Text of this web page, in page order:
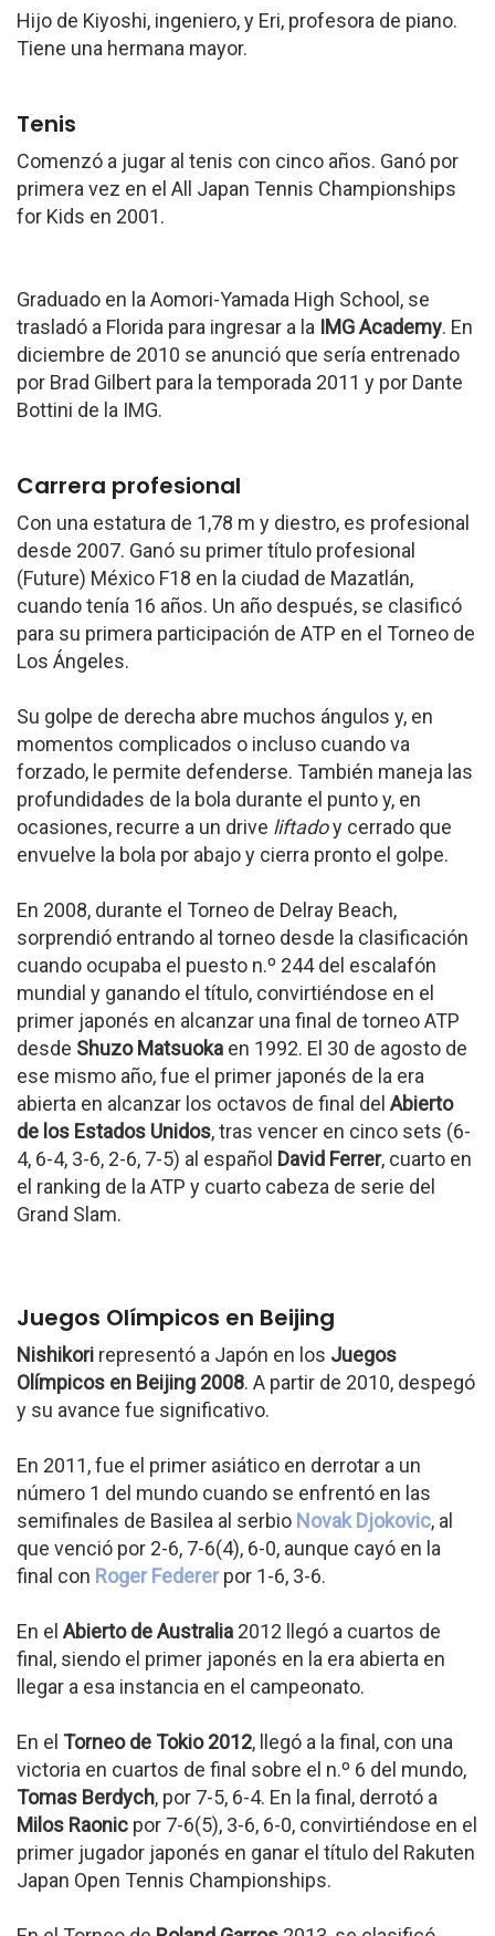
Hijo de Kiyoshi, ingeniero, y Eri, profesora de piano.
Tiene una hermana mayor.
Tenis
Comenzó a jugar al tenis con cinco años. Ganó por
primera vez en el All Japan Tennis Championships
for Kids en 2001.
Graduado en la Aomori-Yamada High School, se
trasladó a Florida para ingresar a la IMG Academy. En
diciembre de 2010 se anunció que sería entrenado
por Brad Gilbert para la temporada 2011 y por Dante
Bottini de la IMG.
Carrera profesional
Con una estatura de 1,78 m y diestro, es profesional
desde 2007. Ganó su primer título profesional
(Future) México F18 en la ciudad de Mazatlán,
cuando tenía 16 años. Un año después, se clasificó
para su primera participación de ATP en el Torneo de
Los Ángeles.
Su golpe de derecha abre muchos ángulos y, en
momentos complicados o incluso cuando va
forzado, le permite defenderse. También maneja las
profundidades de la bola durante el punto y, en
ocasiones, recurre a un drive liftadoy cerrado que
envuelve la bola por abajo y cierra pronto el golpe.
En 2008, durante el Torneo de Delray Beach,
sorprendió entrando al torneo desde la clasificación
cuando ocupaba el puesto n.º 244 del escalafón
mundial y ganando el título, convirtiéndose en el
primer japonés en alcanzar una final de torneo ATP
desde Shuzo Matsuoka en 1992. El 30 de agosto de
ese mismo año, fue el primer japonés de la era
abierta en alcanzar los octavos de final del Abierto
de los Estados Unidos, tras vencer en cinco sets (6-
4, 6-4, 3-6, 2-6, 7-5) al español David Ferrer, cuarto en
el ranking de la ATP y cuarto cabeza de serie del
Grand Slam.
Juegos Olímpicos en Beijing
Nishikori representó a Japón en los Juegos
Olímpicos en Beijing 2008. A partir de 2010, despegó
y su avance fue significativo.
En 2011, fue el primer asiático en derrotar a un
número 1 del mundo cuando se enfrentó en las
semifinales de Basilea al serbio Novak Djokovic, al
que venció por 2-6, 7-6(4), 6-0, aunque cayó en la
final con Roger Federerpor 1-6, 3-6.
En el Abierto de Australia 2012 llegó a cuartos de
final, siendo el primer japonés en la era abierta en
llegar a esa instancia en el campeonato.
En el Torneo de Tokio 2012, llegó a la final, con una
victoria en cuartos de final sobre el n.º 6 del mundo,
Tomas Berdych, por 7-5, 6-4. En la final, derrotó a
Milos Raonic por 7-6(5), 3-6, 6-0, convirtiéndose en el
primer jugador japonés en ganar el título del Rakuten
Japan Open Tennis Championships.